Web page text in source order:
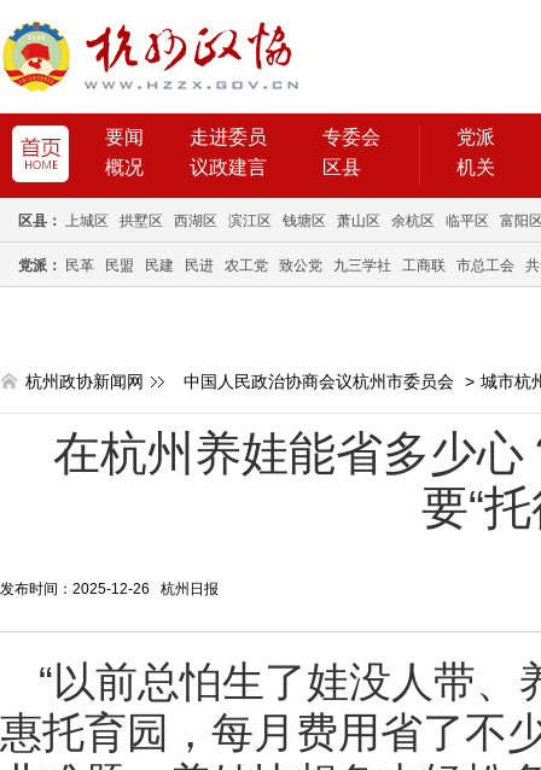
要闻 走进委员
专委会
概况
议政建言 区县
党派
机关
区县： 上城区 拱墅区 西湖区 滨江区 钱塘区 萧山区 余杭区 临平区 富阳
党派： 民革 民盟 民建 民进 农工党 致公党 九三学社 工商联 市总工会
杭州政协新闻网 中国人民政治协商会议杭州市委员会 > 城市杭
在杭州养娃能省多少心
要“
发布时间：2025-12-26 杭州日报
“以前总怕生了娃没人带
惠托育园，每月费用省了不